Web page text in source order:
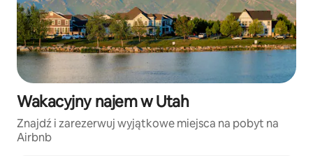
Wakacyjny najem w Utah
Znajdź i zarezerwuj wyjątkowe miejsca na pobyt na
Airbnb